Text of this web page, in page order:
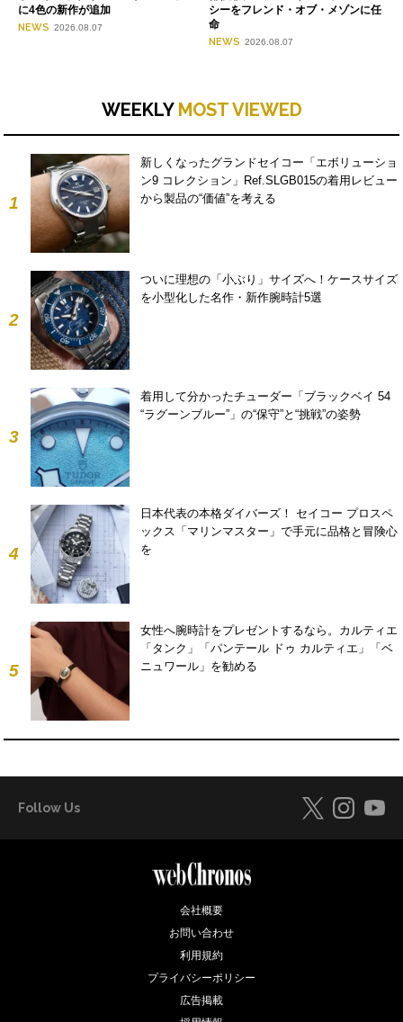
に4色の新作が追加
NEWS 2026.08.07
シーをフレンド・オブ・メゾンに任
命
NEWS 2026.08.07
WEEKLY MOST VIEWED
1
新しくなったグランドセイコー「エボリューショ
ン9 コレクション」Ref.SLGB015の着用レビュー
から製品の“価値”を考える
2
ついに理想の「小ぶり」サイズへ！ケースサイズ
を小型化した名作・新作腕時計5選
3
着用して分かったチューダー「ブラックベイ 54
“ラグーンブルー”」の“保守”と“挑戦”の姿勢
4
日本代表の本格ダイバーズ！ セイコー プロスペ
ックス「マリンマスター」で手元に品格と冒険心
を
5
女性へ腕時計をプレゼントするなら。カルティエ
「タンク」「パンテール ドゥ カルティエ」「ベ
ニュワール」を勧める
Follow Us
会社概要
お問い合わせ
利用規約
プライバシーポリシー
広告掲載